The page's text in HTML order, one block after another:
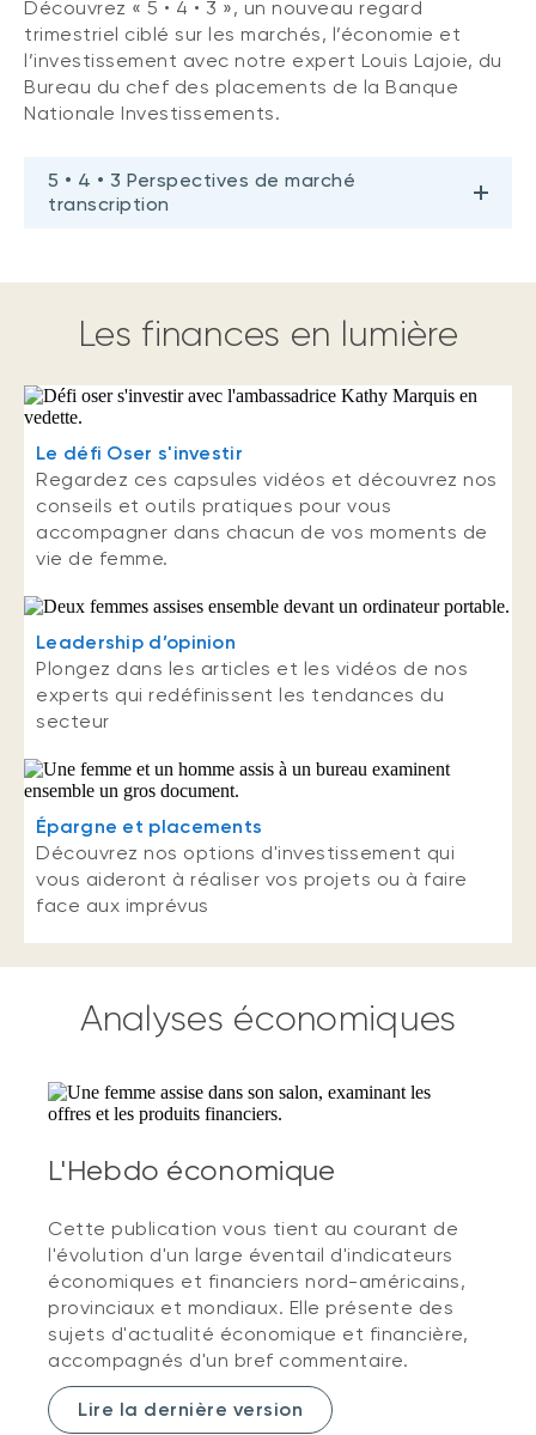
Découvrez « 5 • 4 • 3 », un nouveau regard
trimestriel ciblé sur les marchés, l’économie et
l’investissement avec notre expert Louis Lajoie, du
Bureau du chef des placements de la Banque
Nationale Investissements.
5 • 4 • 3 Perspectives de marché
transcription
Les finances en lumière
Le défi Oser s'investir
Regardez ces capsules vidéos et découvrez nos
conseils et outils pratiques pour vous
accompagner dans chacun de vos moments de
vie de femme.
Leadership d’opinion
Plongez dans les articles et les vidéos de nos
experts qui redéfinissent les tendances du
secteur
Épargne et placements
Découvrez nos options d'investissement qui
vous aideront à réaliser vos projets ou à faire
face aux imprévus
Analyses économiques
L'Hebdo économique
Cette publication vous tient au courant de
l'évolution d'un large éventail d'indicateurs
économiques et financiers nord-américains,
provinciaux et mondiaux. Elle présente des
sujets d'actualité économique et financière,
accompagnés d'un bref commentaire.
Lire la dernière version